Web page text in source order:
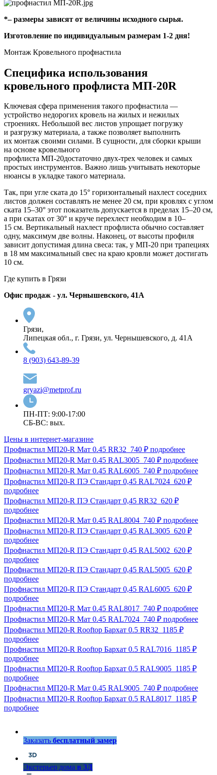
*– размеры зависят от величины исходного сырья.
Изготовление по индивидуальным размерам 1-2 дня!
Монтаж Кровельного профнастила
Специфика использования
кровельного профлиста МП-20R
Ключевая сфера применения такого профнастила —
устройство недорогих кровель на жилых и нежилых
строениях. Небольшой вес листов упрощает погрузку
и разгрузку материала, а также позволяет выполнить
их монтаж своими силами. В сущности, для сборки крыши
на основе кровельного
профлиста МП-20достаточно двух-трех человек и самых
простых инструментов. Важно лишь учитывать некоторые
нюансы в укладке такого материала.
Так, при угле ската до 15° горизонтальный нахлест соседних
листов должен составлять не менее 20 см, при кровлях с углом
ската 15–30° этот показатель допускается в пределах 15–20 см,
а при скатах от 30° и круче перехлест необходим в 10–
15 см. Вертикальный нахлест профлиста обычно составляет
одну, максимум две волны. Наконец, от высоты профиля
зависит допустимая длина свеса: так, у МП-20 при трапециях
в 18 мм максимальный свес на краю кровли может достигать
10 см.
Где купить в Грязи
Офис продаж - ул. Чернышевского, 41А
Грязи,
Липецкая обл., г. Грязи, ул. Чернышевского, д. 41А
8 (903) 643-89-39
gryazi@metprof.ru
ПН-ПТ: 9:00-17:00
СБ-ВС: вых.
Цены в интернет-магазине
Профнастил МП20-R Мат 0.45 RR32 740 ₽ подробнее
Профнастил МП20-R Мат 0.45 RAL3005 740 ₽ подробнее
Профнастил МП20-R Мат 0.45 RAL6005 740 ₽ подробнее
Профнастил МП20-R ПЭ Стандарт 0,45 RAL7024 620 ₽
подробнее
Профнастил МП20-R ПЭ Стандарт 0,45 RR32 620 ₽
подробнее
Профнастил МП20-R Мат 0.45 RAL8004 740 ₽ подробнее
Профнастил МП20-R ПЭ Стандарт 0,45 RAL3005 620 ₽
подробнее
Профнастил МП20-R ПЭ Стандарт 0,45 RAL5002 620 ₽
подробнее
Профнастил МП20-R ПЭ Стандарт 0,45 RAL5005 620 ₽
подробнее
Профнастил МП20-R ПЭ Стандарт 0,45 RAL6005 620 ₽
подробнее
Профнастил МП20-R Мат 0.45 RAL8017 740 ₽ подробнее
Профнастил МП20-R Мат 0.45 RAL7024 740 ₽ подробнее
Профнастил МП20-R Rooftop Бархат 0.5 RR32 1185 ₽
подробнее
Профнастил МП20-R Rooftop Бархат 0.5 RAL7016 1185 ₽
подробнее
Профнастил МП20-R Rooftop Бархат 0.5 RAL9005 1185 ₽
подробнее
Профнастил МП20-R Мат 0.45 RAL9005 740 ₽ подробнее
Профнастил МП20-R Rooftop Бархат 0.5 RAL8017 1185 ₽
подробнее
Заказать бесплатный замер
Экстерьер дома в 3Д